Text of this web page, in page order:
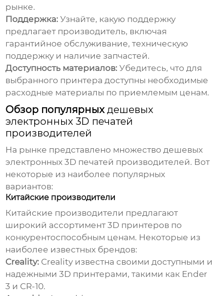
рынке.
Поддержка: Узнайте, какую поддержку
предлагает производитель, включая
гарантийное обслуживание, техническую
поддержку и наличие запчастей.
Доступность материалов: Убедитесь, что для
выбранного принтера доступны необходимые
расходные материалы по приемлемым ценам.
Обзор популярныхдешевых
электронных 3D печатей
производителей
На рынке представлено множестводешевых
электронных 3D печатей производителей. Вот
некоторые из наиболее популярных
вариантов:
Китайские производители
Китайские производители предлагают
широкий ассортимент 3D принтеров по
конкурентоспособным ценам. Некоторые из
наиболее известных брендов:
Creality: Creality известна своими доступными и
надежными 3D принтерами, такими как Ender
3 и CR-10.